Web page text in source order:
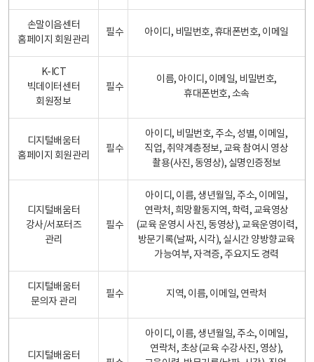
손말이음센터
홈페이지 회원관리
필수 아이디, 비밀번호, 휴대폰번호, 이메일
K-ICT
빅데이터센터
회원정보
필수
이름, 아이디, 이메일, 비밀번호,
휴대폰번호, 소속
디지털배움터
홈페이지 회원관리
필수
아이디, 비밀번호, 주소, 성별, 이메일,
직업, 취약계층정보, 교육 참여시 영상
촬용(사진, 동영상), 실명인증정보
디지털배움터
강사/서포터즈
관리
필수
아이디, 이름, 생년월일, 주소, 이메일,
연락처, 희망활동지역, 학력, 교육영상
(교육 운영시 사진, 동영상), 교육운영이력,
방문기록(날짜, 시각), 실시간 양방향교육
가능여부, 자격증, 주요지도 경력
디지털배움터
문의자 관리
필수 지역, 이름, 이메일, 연락처
디지털배움터
아이디, 이름, 생년월일, 주소, 이메일,
연락처, 초상(교육 수강사진, 영상),